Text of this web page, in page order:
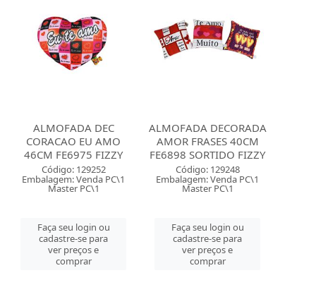
ALMOFADA DEC
CORACAO EU AMO
46CM FE6975 FIZZY
Código: 129252
Embalagem: Venda PC\1
Master PC\1
Faça seu login ou
cadastre-se para
ver preços e
comprar
ALMOFADA DECORADA
AMOR FRASES 40CM
FE6898 SORTIDO FIZZY
Código: 129248
Embalagem: Venda PC\1
Master PC\1
Faça seu login ou
cadastre-se para
ver preços e
comprar